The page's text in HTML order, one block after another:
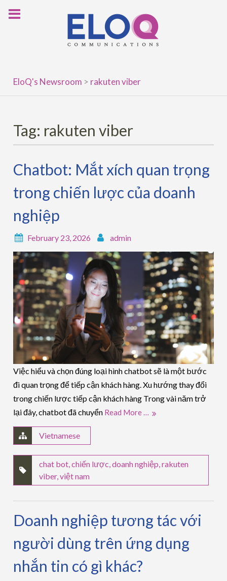
EloQ's Newsroom > rakuten viber
Tag: rakuten viber
Chatbot: Mắt xích quan trọng
trong chiến lược của doanh
nghiệp
February 23, 2026 admin
Việc hiểu và chọn đúng loại hình chatbot sẽ là một bước
đi quan trọng để tiếp cận khách hàng. Xu hướng thay đổi
trong chiến lược tiếp cận khách hàng Trong vài năm trở
lại đây, chatbot đã chuyển Read More …
Vietnamese
chat bot,chiến lược,doanh nghiệp,rakuten
viber,việt nam
Doanh nghiệp tương tác với
người dùng trên ứng dụng
nhắn tin có gì khác?